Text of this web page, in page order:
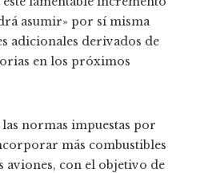
asumir» por sí misma
adicionales derivados de
en los próximos
normas impuestas por
más combustibles
aviones, con el objetivo de